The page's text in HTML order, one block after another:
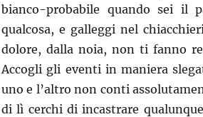
bianco-probabile quando sei il
qualcosa, e galleggi nel
dolore, dalla noia, non ti fanno
Accogli gli eventi in maniera
uno e l’altro non conti
di lì cerchi di incastrare